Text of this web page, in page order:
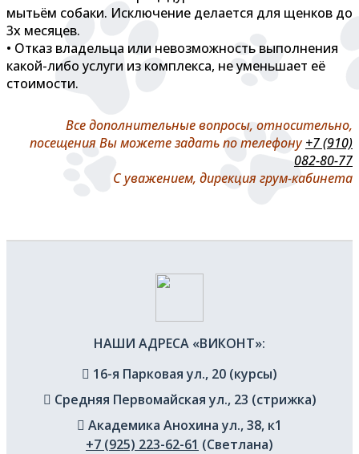
мытьём собаки. Исключение делается для щенков до
3х месяцев.
• Отказ владельца или невозможность выполнения
какой-либо услуги из комплекса, не уменьшает её
стоимости.
Все дополнительные вопросы, относительно,
посещения Вы можете задать по телефону +7 (910)
082-80-77
С уважением, дирекция грум-кабинета
НАШИ АДРЕСА «ВИКОНТ»:
16-я Парковая ул., 20 (курсы)
Средняя Первомайская ул., 23 (стрижка)
Академика Анохина ул., 38, к1
+7 (925) 223-62-61 (Светлана)